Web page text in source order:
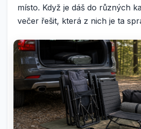
místo. Když je dáš do různých
večer řešit, která z nich je ta